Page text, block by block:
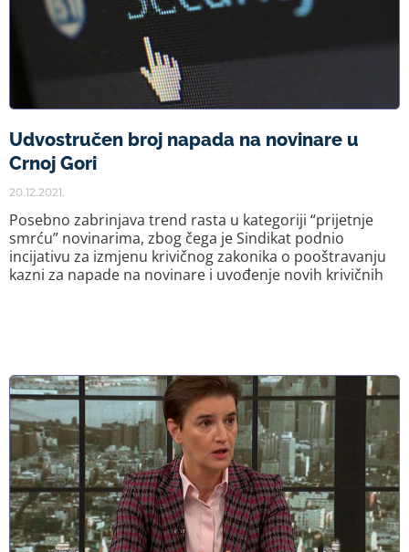
Udvostručen broj napada na novinare u
Crnoj Gori
20.12.2021.
Posebno zabrinjava trend rasta u kategoriji “prijetnje
smrću” novinarima, zbog čega je Sindikat podnio
incijativu za izmjenu krivičnog zakonika o pooštravanju
kazni za napade na novinare i uvođenje novih krivičnih